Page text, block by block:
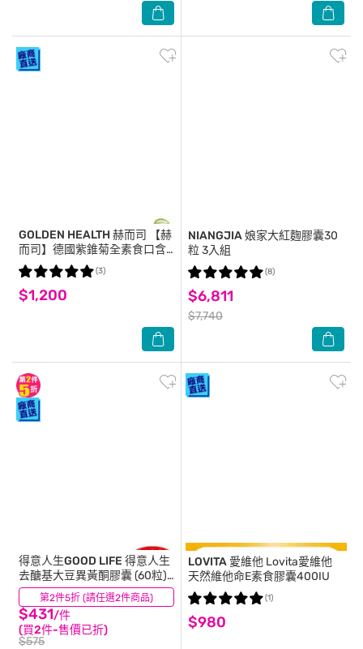
GOLDEN HEALTH 赫而司
【赫
而司】德國紫錐菊全素食口含
錠(60顆/罐)高濃縮45:1紫錐
花/C/D/鋅/硒
$1,200
(3)
NIANGJIA娘家大紅麴膠囊30
粒 3入組
$6,811
$7,740
(8)
第2件5折 (請任選2件商品)
得意人生GOOD LIFE 得意人生
去醣基大豆異黃酮膠囊 (60粒)
全素
$431/件
(買2件-售價已折)
$575
(2)
LOVITA 愛維他 Lovita愛維他
天然維他命E素食膠囊400IU
$980
(1)